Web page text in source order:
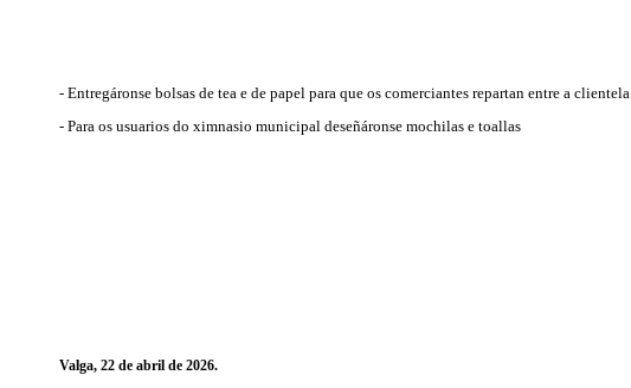
- Entregáronse bolsas de tea e de papel para que os comerciantes repartan entre a clientela
- Para os usuarios do ximnasio municipal deseñáronse mochilas e toallas
Valga, 22 de abril de 2026.